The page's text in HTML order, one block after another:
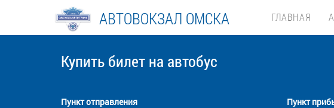
АВТОВОКЗАЛ ОМСКА ГЛАВНАЯ
Купить билет на автобус
Пункт отправления Пункт